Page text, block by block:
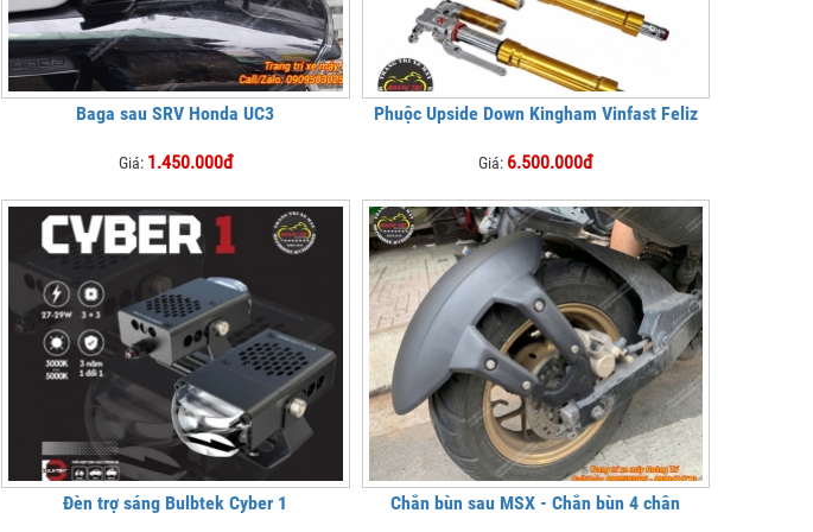
Baga sau SRV Honda UC3
Giá: 1.450.000đ
Phuộc Upside Down Kingham Vinfast Feliz
Giá: 6.500.000đ
Đèn trợ sáng Bulbtek Cyber 1 Chắn bùn sau MSX - Chắn bùn 4 chân